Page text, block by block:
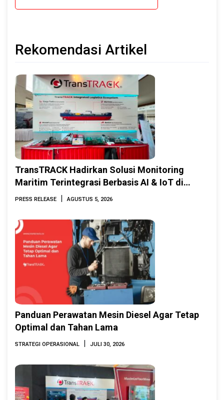
Rekomendasi Artikel
TransTRACK Hadirkan Solusi Monitoring
Maritim Terintegrasi Berbasis AI & IoT di
Indonesia Marine & Offshore Expo (IMOX)
PRESS RELEASE | AGUSTUS 5, 2026
Panduan Perawatan Mesin Diesel Agar Tetap
Optimal dan Tahan Lama
STRATEGI OPERASIONAL | JULI 30, 2026